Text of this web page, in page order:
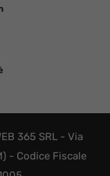
365 SRL - Via
- Codice Fiscale